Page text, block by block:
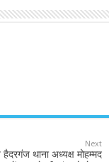
Next
थाना अध्यक्ष मोहम्मद